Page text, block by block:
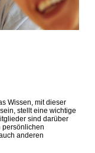
Wissen, mit dieser
stellt eine wichtige
sind darüber
persönlichen
anderen